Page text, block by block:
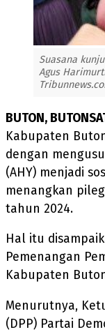
Suasana
Agus
BUTON,
Kabupaten
dengan
(AHY) menjadi
menangkan
tahun 2024.
Hal itu
Pemenangan
Kabupaten
Menurutnya,
(DPP) Partai